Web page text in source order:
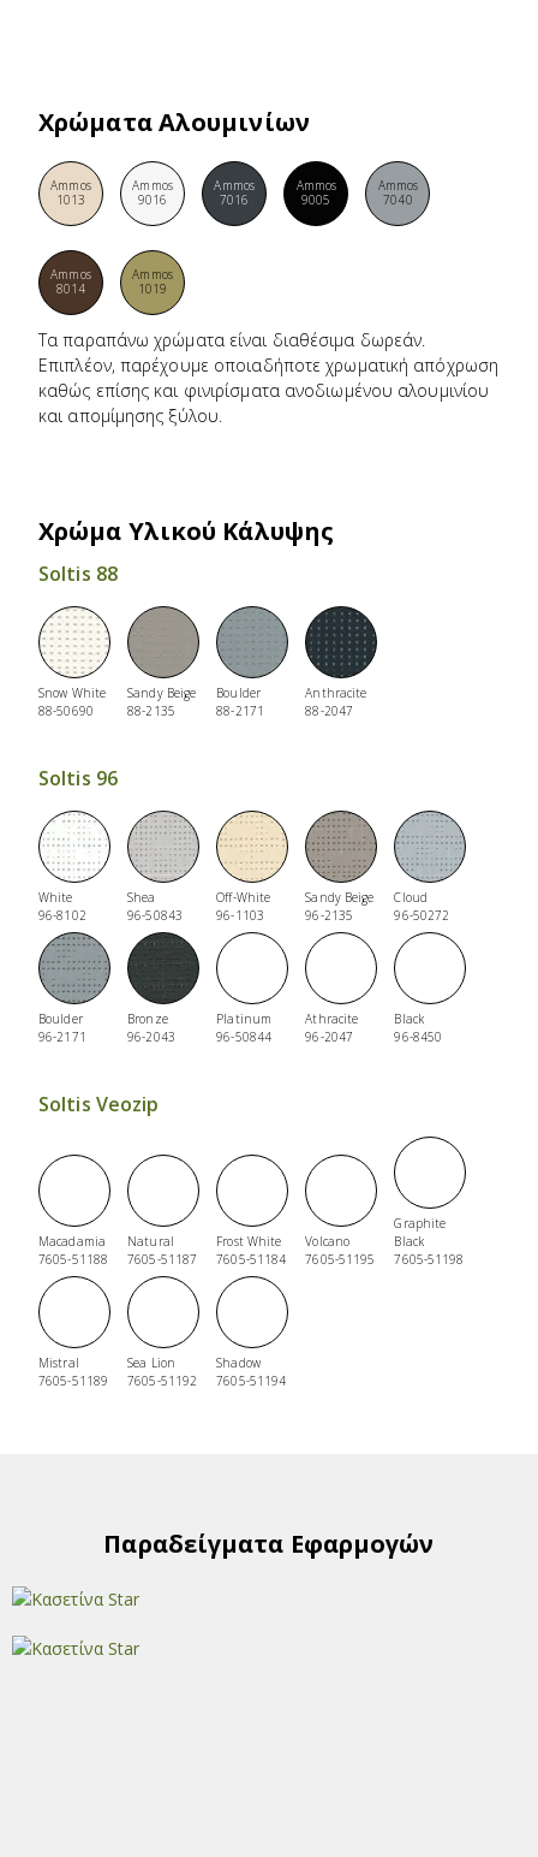
Χρώματα Αλουμινίων
Ammos
1013
Ammos
9016
Ammos
7016
Ammos
9005
Ammos
7040
Ammos
8014
Ammos
1019
Τα παραπάνω χρώματα είναι διαθέσιμα δωρεάν.
Επιπλέον, παρέχουμε οποιαδήποτε χρωματική απόχρωση
καθώς επίσης και φινιρίσματα ανοδιωμένου αλουμινίου
και απομίμησης ξύλου.
Χρώμα Υλικού Κάλυψης
Soltis 88
Snow White
88-50690
Sandy Beige
88-2135
Boulder
88-2171
Anthracite
88-2047
Soltis 96
White
96-8102
Shea
96-50843
Off-White
96-1103
Sandy Beige
96-2135
Cloud
96-50272
Boulder
96-2171
Bronze
96-2043
Platinum
96-50844
Athracite
96-2047
Black
96-8450
Soltis Veozip
Macadamia
7605-51188
Natural
7605-51187
Frost White
7605-51184
Volcano
7605-51195
Graphite
Black
7605-51198
Mistral
7605-51189
Sea Lion
7605-51192
Shadow
7605-51194
Παραδείγματα Εφαρμογών